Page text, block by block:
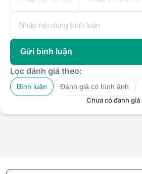
Gửi bình luận
Lọc đánh giá theo:
Bình luận Đánh giá có hình ảnh
Chưa có đánh giá